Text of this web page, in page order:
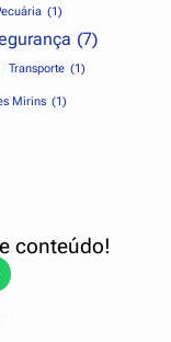
(1)
(7)
Transporte (1)
Mirins (1)
conteúdo!